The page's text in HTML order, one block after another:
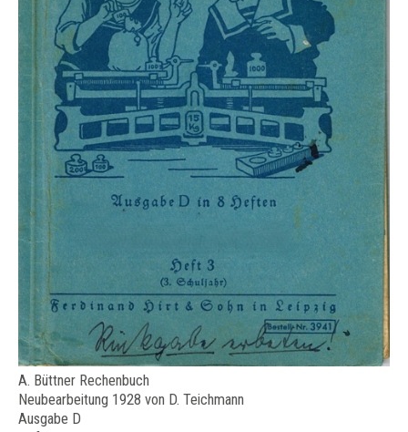
A. Büttner Rechenbuch
Neubearbeitung 1928 von D. Teichmann
Ausgabe D